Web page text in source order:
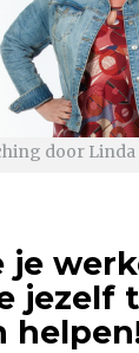
door
je
jezelf